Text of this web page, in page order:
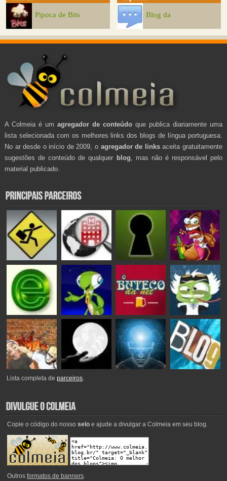
Pipoca de Bits Blog da
A Colmeia é um agregador de conteúdo que publica diariamente uma
lista selecionada com os melhores links dos blogs de língua portuguesa.
No ar desde o início de 2009, o agregador de linksaceita gratuitamente
sugestões de conteúdo de qualquer blog , mas não é responsável pelo
material publicado.
Lista completa deparceiros.
Copie o código do nosso seloe ajude a divulgar a Colmeia em seu blog.
Outros formatos de banners.